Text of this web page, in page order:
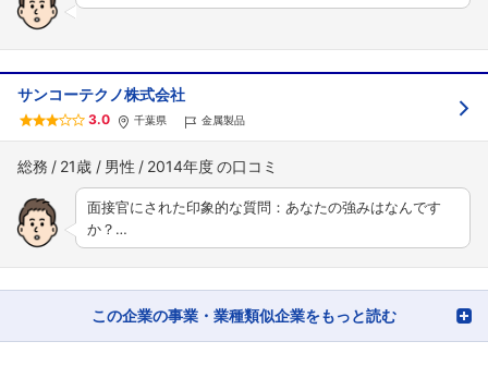
サンコーテクノ株式会社
3.0 千葉県 金属製品
総務 21歳 男性 2014年度
面接官にされた印象的な質問：あなたの強みはなんです
か？…
この企業の事業・業種類似企業をもっと読む